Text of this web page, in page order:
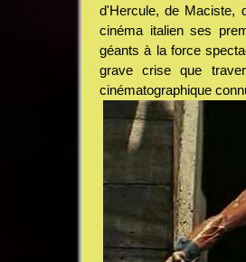
d'Hercule, de Maciste,
cinéma italien ses
géants à la force
grave crise que
cinématographique